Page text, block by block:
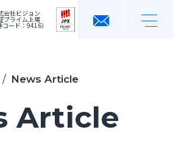
会社ビジョン
プライム上場
コード：9416）
/ News Article
Article